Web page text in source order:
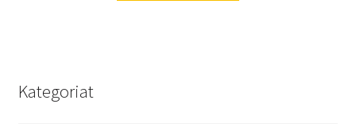
Kategoriat